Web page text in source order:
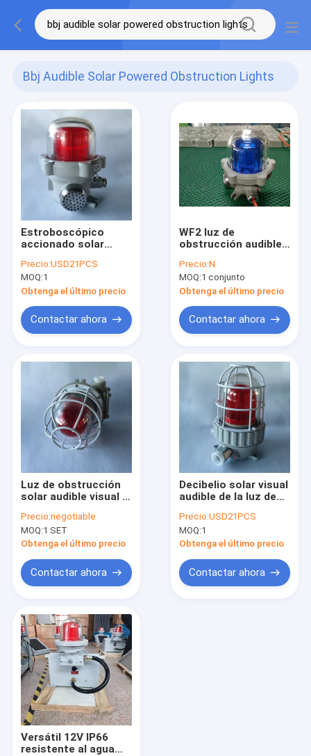
Bbj Audible Solar Powered Obstruction Lights
(5)
Estroboscópico
accionado solar
la prueba del tiempo
de la seguridad
contra incendios de
la sirena de las luces
de obstrucción de
BBJ
Precio:USD21PCS
MOQ:1
Obtenga el último precio
Contactar ahora
WF2 luz de
obstrucción audible y
energía solar.
Precio:N
MOQ:1 conjunto
Obtenga el último precio
Contactar ahora
Luz de obstrucción
solar audible visual a
IP66 90 dB para
zonas peligrosas
Precio:negotiable
MOQ:1 SET
Obtenga el último precio
Contactar ahora
Decibelio solar visual
audible de la luz de
Precio:USD21PCS
MOQ:1
Obtenga el último precio
Contactar ahora
Versátil 12V IP66
resistente al agua